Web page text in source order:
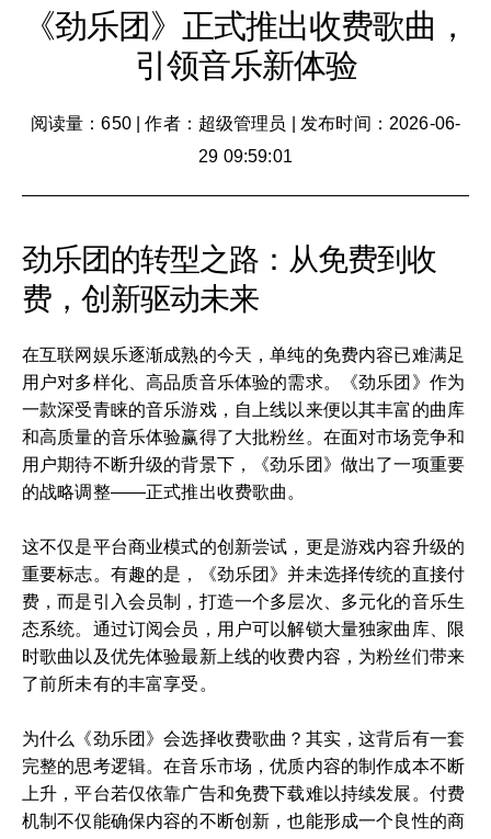
《劲乐团》正式推出收费歌曲，
引领音乐新体验
阅读量：650|作者：超级管理员
发布时间：2026-06-
29 09:59:01
劲乐团的转型之路：从免费到收
费，创新驱动未来
在互联网娱乐逐渐成熟的今天，单纯的免费内容已难满足
用户对多样化、高品质音乐体验的需求。《劲乐团》作为
一款深受青睐的音乐游戏，自上线以来便以其丰富的曲库
和高质量的音乐体验赢得了大批粉丝。在面对市场竞争和
用户期待不断升级的背景下，《劲乐团》做出了一项重要
的战略调整——正式推出收费歌曲。
这不仅是平台商业模式的创新尝试，更是游戏内容升级的
重要标志。有趣的是，《劲乐团》并未选择传统的直接付
费，而是引入会员制，打造一个多层次、多元化的音乐生
态系统。通过订阅会员，用户可以解锁大量独家曲库、限
时歌曲以及优先体验最新上线的收费内容，为粉丝们带来
了前所未有的丰富享受。
为什么《劲乐团》会选择收费歌曲？其实，这背后有一套
完整的思考逻辑。在音乐市场，优质内容的制作成本不断
上升，平台若仅依靠广告和免费下载难以持续发展。付费
机制不仅能确保内容的不断创新，也能形成一个良性的商